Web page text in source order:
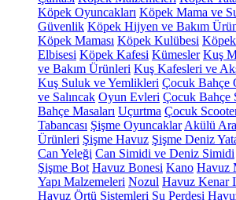
Köpek Oyuncakları Köpek Mama ve
Güvenlik Köpek Hijyen ve Bakım
Köpek Maması Köpek Kulübesi Köpek
Elbisesi Köpek Kafesi Kümesler Kuş
ve Bakım Ürünleri Kuş Kafesleri ve
Kuş Suluk ve Yemlikleri Çocuk Bahçe
ve Salıncak Oyun Evleri Çocuk Bahçe
Bahçe Masaları Uçurtma Çocuk
Tabancası Şişme Oyuncaklar Akülü
Ürünleri Şişme Havuz Şişme Deniz
Can Yeleği Can Simidi ve Deniz Simidi
Şişme Bot Havuz Bonesi Kano Havuz
Yapı Malzemeleri Nozul Havuz Kenar
Havuz Örtü Sistemleri Su Perdesi